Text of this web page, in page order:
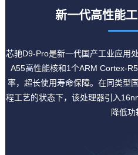
新一代高性能
芯驰D9-Pro是新一代国产工业应用
A55高性能核和1个ARM Cortex-
率，超长使用寿命保障。在同类型
程工艺的状态下，该处理器引入
降低功